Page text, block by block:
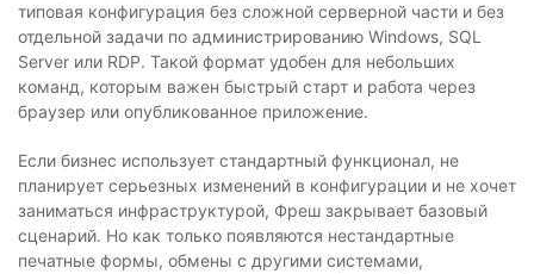
типовая конфигурация без сложной серверной части и без
отдельной задачи по администрированию Windows, SQL
Server или RDP. Такой формат удобен для небольших
команд, которым важен быстрый старт и работа через
браузер или опубликованное приложение.
Если бизнес использует стандартный функционал, не
планирует серьезных изменений в конфигурации и не хочет
заниматься инфраструктурой, Фреш закрывает базовый
сценарий. Но как только появляются нестандартные
печатные формы, обмены с другими системами,